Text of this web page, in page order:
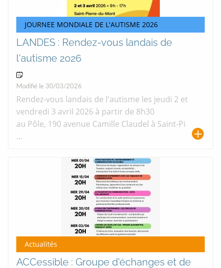
JOURNEE MONDIALE DE L'AUTISME 2026
LANDES : Rendez-vous landais de
l'autisme 2026
Modifié le 30/03/2026
Rendez-vous landais de l'autisme les jeudi 2 et
vendredi 3 avril 2026 à partir de 8h30
au Pôle, 190 avenue Camille Claudel à Saint-Pi
...
Actualités
ACCessible : Groupe d'échanges et de